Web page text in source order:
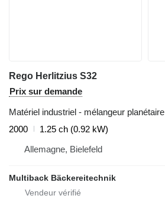
Rego Herlitzius S32
Prix sur demande
Matériel industriel - mélangeur planétaire
2000
1.25 ch (0.92 kW)
Allemagne, Bielefeld
Multiback Bäckereitechnik